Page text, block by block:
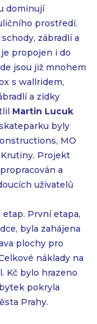
dominují
prostředí.
zábradlí a
propojen i do
jsou již mnohem
s wallridem,
a zídky
Martin Lucuk
byly
MO
Projekt
a
uživatelů
První etapa,
byla zahájena
plochy pro
náklady na
Kč bylo hrazeno
pokryla
Prahy.